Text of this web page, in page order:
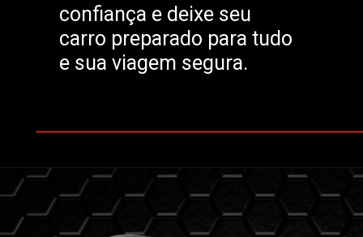
confiança e deixe seu
carro preparado para tudo
e sua viagem segura.